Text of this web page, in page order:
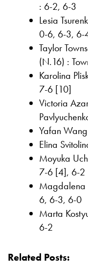
: 6-2, 6-3
Lesia
0-6, 6-3, 6-
Taylor
(N.16) :
Karolina
7-6 [10]
Victoria
Yafan
Elina
Moyuka
7-6 [4], 6-2
Magdalena
6, 6-3, 6-0
Marta
6-2
Related Posts: